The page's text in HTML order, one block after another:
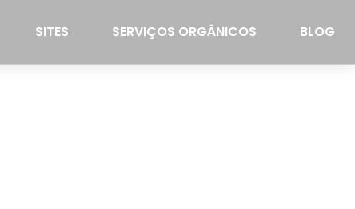
SITES SERVIÇOS ORGÂNICOS BLOG